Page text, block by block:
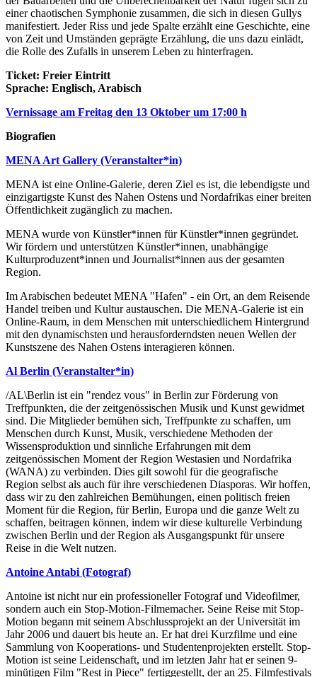
einer chaotischen Symphonie zusammen, die sich in diesen Gullys
manifestiert. Jeder Riss und jede Spalte erzählt eine Geschichte, eine
von Zeit und Umständen geprägte Erzählung, die uns dazu einlädt,
die Rolle des Zufalls in unserem Leben zu hinterfragen.
Ticket: Freier Eintritt
Sprache: Englisch, Arabisch
Vernissage am Freitag den 13 Oktober um 17:00 h
Biografien
MENA Art Gallery (Veranstalter*in)
MENA ist eine Online-Galerie, deren Ziel es ist, die lebendigste und
einzigartigste Kunst des Nahen Ostens und Nordafrikas einer breiten
Öffentlichkeit zugänglich zu machen.
MENA wurde von Künstler*innen für Künstler*innen gegründet.
Wir fördern und unterstützen Künstler*innen, unabhängige
Kulturproduzent*innen und Journalist*innen aus der gesamten
Region.
Im Arabischen bedeutet MENA "Hafen" - ein Ort, an dem Reisende
Handel treiben und Kultur austauschen. Die MENA-Galerie ist ein
Online-Raum, in dem Menschen mit unterschiedlichem Hintergrund
mit den dynamischsten und herausforderndsten neuen Wellen der
Kunstszene des Nahen Ostens interagieren können.
Al Berlin (Veranstalter*in)
/AL\Berlin ist ein "rendez vous" in Berlin zur Förderung von
Treffpunkten, die der zeitgenössischen Musik und Kunst gewidmet
sind. Die Mitglieder bemühen sich, Treffpunkte zu schaffen, um
Menschen durch Kunst, Musik, verschiedene Methoden der
Wissensproduktion und sinnliche Erfahrungen mit dem
zeitgenössischen Moment der Region Westasien und Nordafrika
(WANA) zu verbinden. Dies gilt sowohl für die geografische
Region selbst als auch für ihre verschiedenen Diasporas. Wir hoffen,
dass wir zu den zahlreichen Bemühungen, einen politisch freien
Moment für die Region, für Berlin, Europa und die ganze Welt zu
schaffen, beitragen können, indem wir diese kulturelle Verbindung
zwischen Berlin und der Region als Ausgangspunkt für unsere
Reise in die Welt nutzen.
Antoine Antabi (Fotograf)
Antoine ist nicht nur ein professioneller Fotograf und Videofilmer,
sondern auch ein Stop-Motion-Filmemacher. Seine Reise mit Stop-
Motion begann mit seinem Abschlussprojekt an der Universität im
Jahr 2006 und dauert bis heute an. Er hat drei Kurzfilme und eine
Sammlung von Kooperations- und Studentenprojekten erstellt. Stop-
Motion ist seine Leidenschaft, und im letzten Jahr hat er seinen 9-
minütigen Film "Rest in Piece" fertiggestellt, der an 25. Filmfestivals